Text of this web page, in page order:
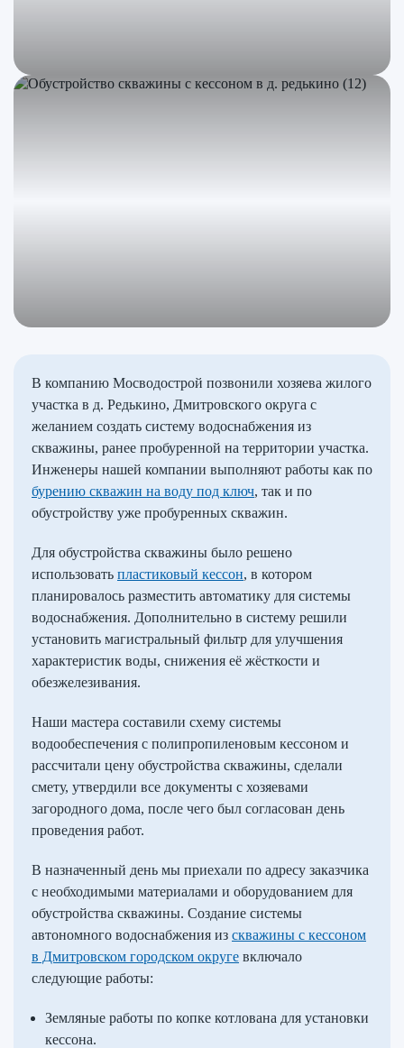
В компанию Мосводострой позвонили хозяева жилого
участка в д. Редькино, Дмитровского округа с
желанием создать систему водоснабжения из
скважины, ранее пробуренной на территории участка.
Инженеры нашей компании выполняют работы как по
бурению скважин на воду под ключ, так и по
обустройству уже пробуренных скважин.
Для обустройства скважины было решено
использовать пластиковый кессон, в котором
планировалось разместить автоматику для системы
водоснабжения. Дополнительно в систему решили
установить магистральный фильтр для улучшения
характеристик воды, снижения её жёсткости и
обезжелезивания.
Наши мастера составили схему системы
водообеспечения с полипропиленовым кессоном и
рассчитали цену обустройства скважины, сделали
смету, утвердили все документы с хозяевами
загородного дома, после чего был согласован день
проведения работ.
В назначенный день мы приехали по адресу заказчика
с необходимыми материалами и оборудованием для
обустройства скважины. Создание системы
автономного водоснабжения из скважины с кессоном
в Дмитровском городском округе включало
следующие работы:
Земляные работы по копке котлована для установки
кессона.